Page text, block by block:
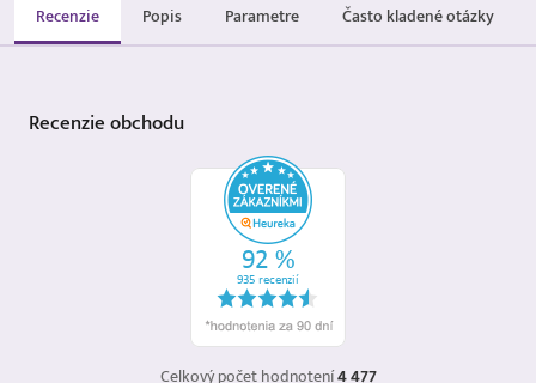
Recenzie Popis Parametre Často kladené otázky
Recenzieobchodu
Celkový počet hodnotení4 477